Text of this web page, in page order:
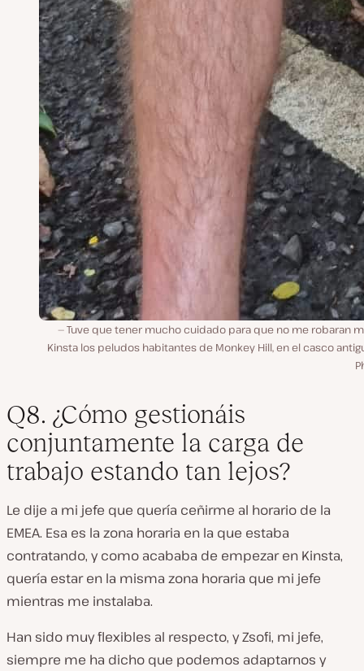
Tuve que tener mucho cuidado para que no me robaran
Kinsta los peludos habitantes de Monkey Hill, en el casco
Q8. ¿Cómo gestionáis
conjuntamente la carga de
trabajo estando tan lejos?
Le dije a mi jefe que quería ceñirme al horario de la
EMEA. Esa es la zona horaria en la que estaba
contratando, y como acababa de empezar en Kinsta,
quería estar en la misma zona horaria que mi jefe
mientras me instalaba.
Han sido muy flexibles al respecto, y Zsofi, mi jefe,
siempre me ha dicho que podemos adaptarnos y